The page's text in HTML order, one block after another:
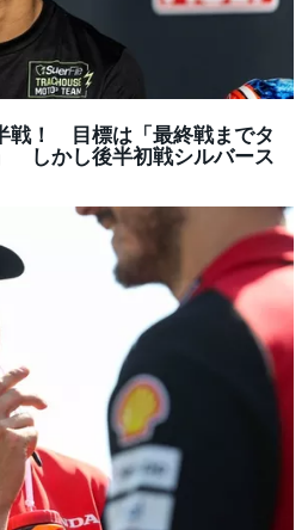
戦！ 目標は「最終戦までタ
しかし後半初戦シルバース